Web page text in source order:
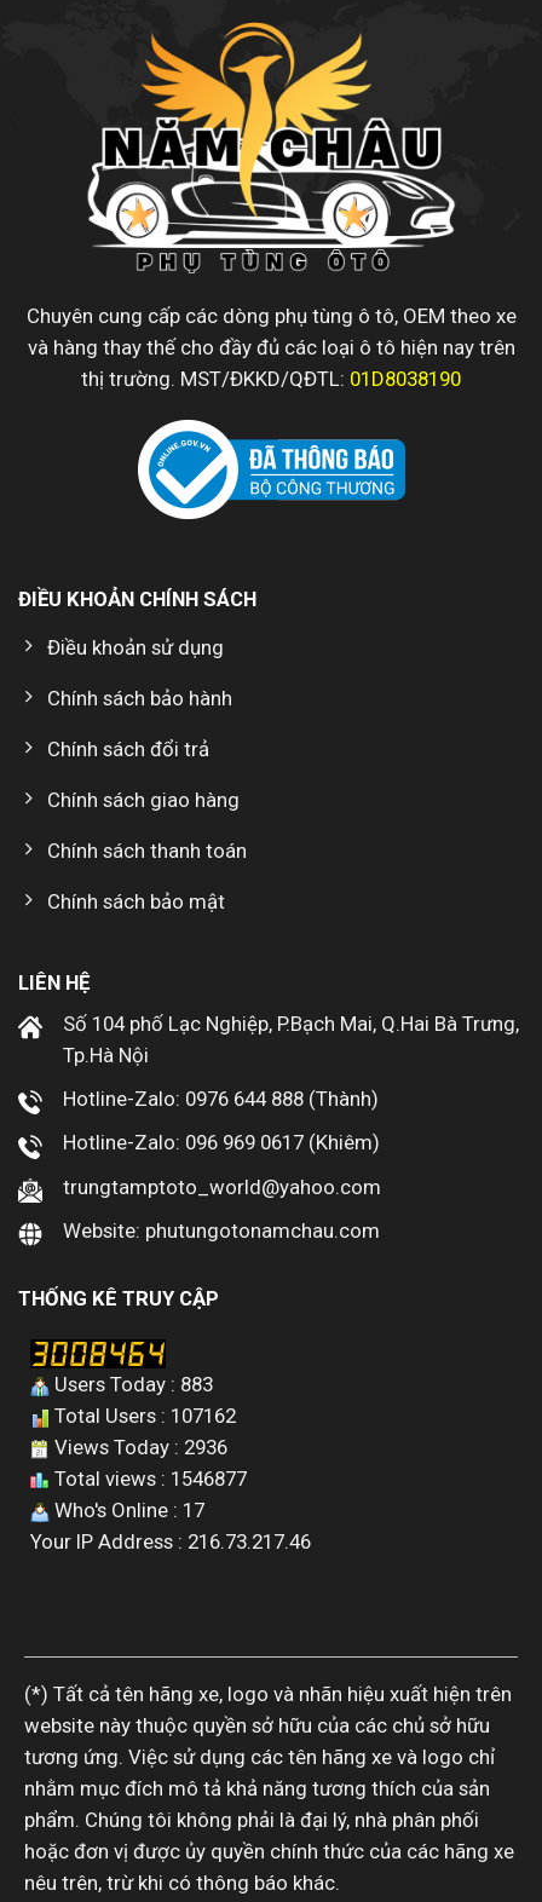
Chuyên cung cấp các dòng phụ tùng ô tô, OEM theo xe
và hàng thay thế cho đầy đủ các loại ô tô hiện nay trên
thị trường. MST/ĐKKD/QĐTL: 01D8038190
ĐIỀU KHOẢN CHÍNH SÁCH
Điều khoản sử dụng
Chính sách bảo hành
Chính sách đổi trả
Chính sách giao hàng
Chính sách thanh toán
Chính sách bảo mật
LIÊN HỆ
Số 104 phố Lạc Nghiệp, P.Bạch Mai, Q.Hai Bà Trưng,
Tp.Hà Nội
Hotline-Zalo: 0976 644 888 (Thành)
Hotline-Zalo: 096 969 0617 (Khiêm)
trungtamptoto_world@yahoo.com
Website: phutungotonamchau.com
THỐNG KÊ TRUY CẬP
Users Today : 883
Total Users : 107162
Views Today : 2936
Total views : 1546877
Who's Online : 17
Your IP Address : 216.73.217.46
(*) Tất cả tên hãng xe, logo và nhãn hiệu xuất hiện trên
website này thuộc quyền sở hữu của các chủ sở hữu
tương ứng. Việc sử dụng các tên hãng xe và logo chỉ
nhằm mục đích mô tả khả năng tương thích của sản
phẩm. Chúng tôi không phải là đại lý, nhà phân phối
hoặc đơn vị được ủy quyền chính thức của các hãng xe
nêu trên, trừ khi có thông báo khác.